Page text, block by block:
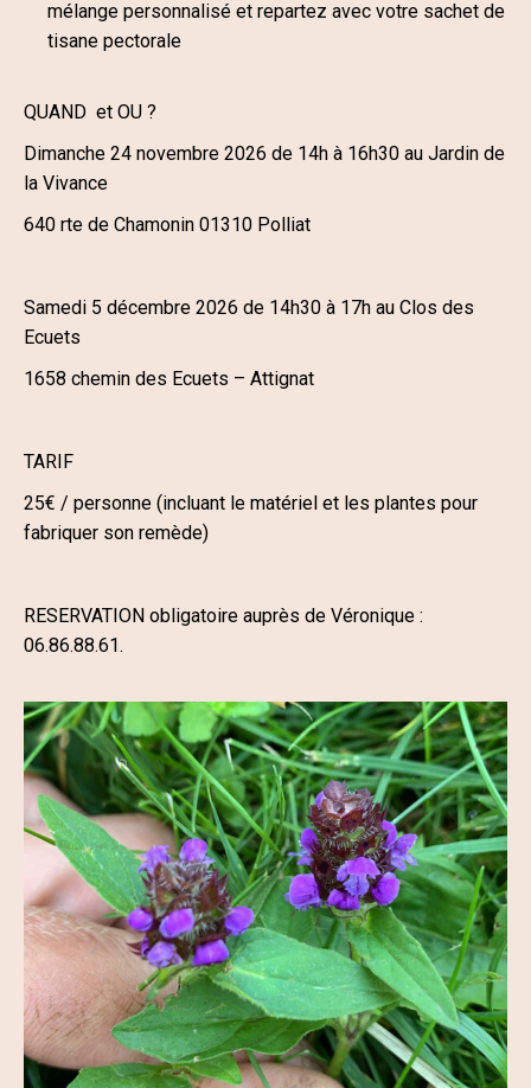
mélange personnalisé et repartez avec votre sachet de
tisane pectorale
QUAND et OU ?
Dimanche 24 novembre 2026 de 14h à 16h30 au Jardin de
la Vivance
640 rte de Chamonin 01310 Polliat
Samedi 5 décembre 2026 de 14h30 à 17h au Clos des
Ecuets
1658 chemin des Ecuets – Attignat
TARIF
25€ / personne (incluant le matériel et les plantes pour
fabriquer son remède)
RESERVATION obligatoire auprès de Véronique :
06.86.88.61.